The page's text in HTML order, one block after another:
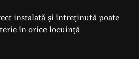
instalată și întreținută poate
în orice locuință